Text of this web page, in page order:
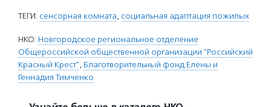
ТЕГИ: сенсорная комната, социальная адаптация пожилых
НКО: Новгородское региональное отделение
Общероссийской общественной организации "Российский
Красный Крест", Благотворительный фонд Елены и
Геннадия Тимченко